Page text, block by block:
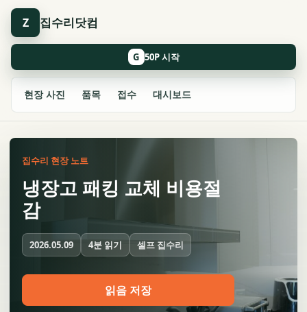
Z 집수리닷컴
현장 사진 품목 접수 대시보드
G
집수리 현장 노트
냉장고 패킹 교체 비용절
감
2026.05.09 4분 읽기 셀프 집수리
읽음 저장